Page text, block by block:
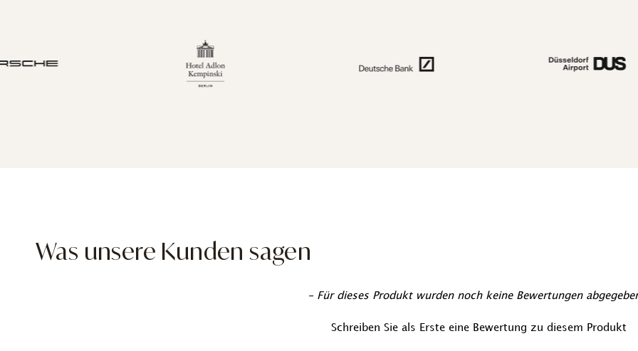
Was unsere Kunden sagen
- Für dieses Produkt wurden noch keine Bewertungen
Schreiben Sie als Erste eine Bewertung zu diesem Produkt